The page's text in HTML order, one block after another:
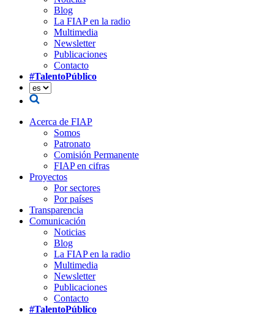
Blog
La FIAP en la radio
Multimedia
Newsletter
Publicaciones
Contacto
#TalentoPúblico
Acerca de FIAP
Somos
Patronato
Comisión Permanente
FIAP en cifras
Proyectos
Por sectores
Por países
Transparencia
Comunicación
Noticias
Blog
La FIAP en la radio
Multimedia
Newsletter
Publicaciones
Contacto
#TalentoPúblico